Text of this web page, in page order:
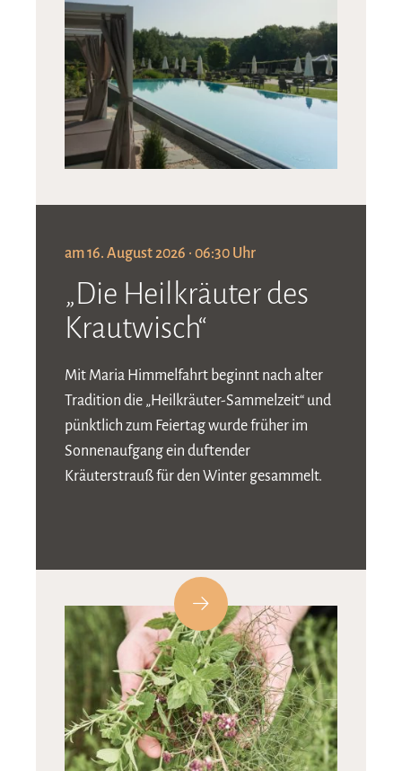
am 16. August 2026 · 06:30 Uhr
„Die Heilkräuter des
Krautwisch“
Mit Maria Himmelfahrt beginnt nach alter
Tradition die „Heilkräuter-Sammelzeit“ und
pünktlich zum Feiertag wurde früher im
Sonnenaufgang ein duftender
Kräuterstrauß für den Winter gesammelt.